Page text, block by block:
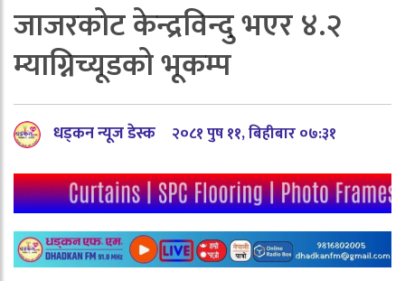
जाजरकोट केन्द्रविन्दु भएर ४.२
म्याग्निच्यूडको भूकम्प
धड्कन न्यूज डेस्क २०८१ पुष ११, बिहीबार ०७:३१